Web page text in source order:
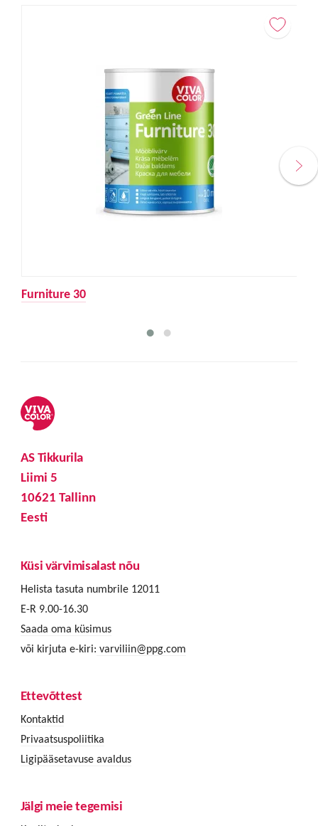
Furniture 30
AS Tikkurila
Liimi 5
10621 Tallinn
Eesti
Küsi värvimisalast nõu
Helista tasuta numbrile 12011
E-R 9.00-16.30
Saada oma küsimus
või kirjuta e-kiri: varviliin@ppg.com
Ettevõttest
Kontaktid
Privaatsuspoliitika
Ligipääsetavuse avaldus
Jälgi meie tegemisi